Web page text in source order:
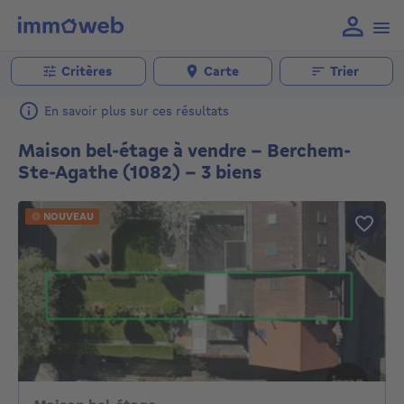
Critères Carte Trier
En savoir plus sur ces résultats
Maison bel-étage à vendre - Berchem-
Ste-Agathe (1082) - 3 biens
NOUVEAU